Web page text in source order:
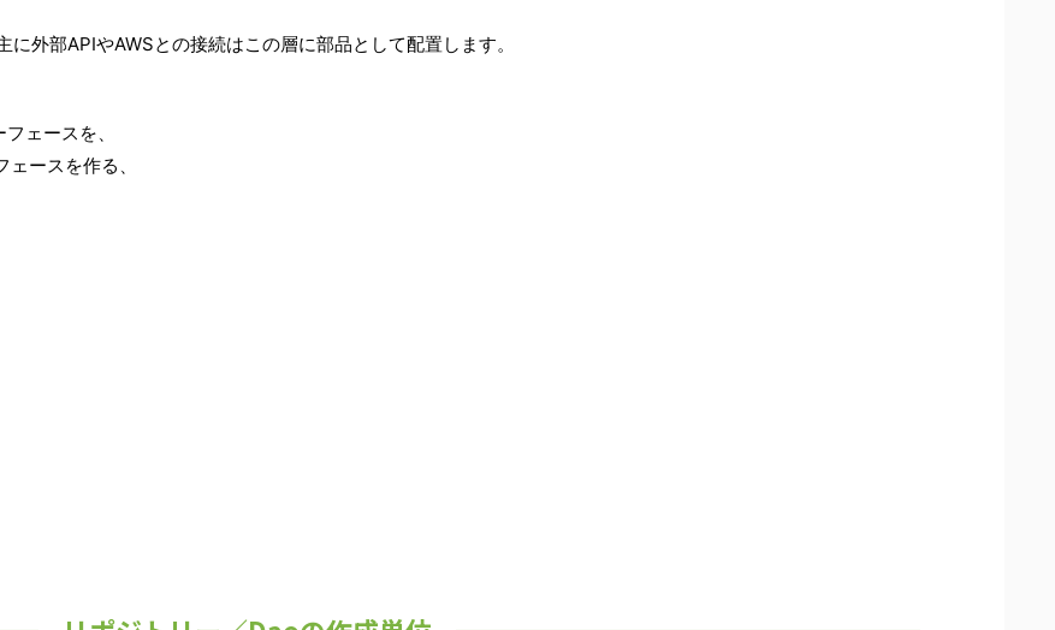
外部APIやAWSとの接続はこの層に部品として配置します。
ェースを、
ースを作る、